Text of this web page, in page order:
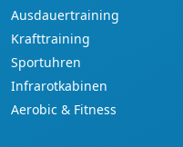
Ausdauertraining
Krafttraining
Sportuhren
Infrarotkabinen
Aerobic & Fitness